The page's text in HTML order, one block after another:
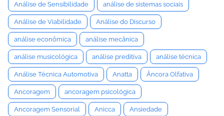
Análise de Sensibilidade análise de sistemas sociais
Análise de Viabilidade Análise do Discurso
análise econômica análise mecânica
análise musicológica análise preditiva análise técnica
Análise Técnica Automotiva Anatta Âncora Olfativa
Ancoragem ancoragem psicológica
Ancoragem Sensorial Anicca Ansiedade